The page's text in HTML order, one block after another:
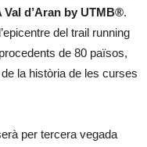
Val d’Aran by UTMB®.
del trail running
de 80 països,
la història de les curses
per tercera vegada